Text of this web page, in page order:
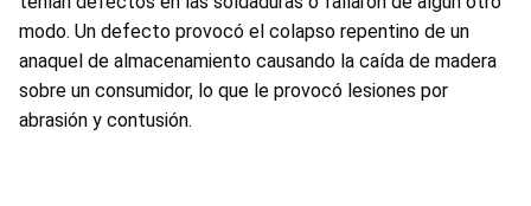
modo. Un defecto provocó el colapso repentino de un
anaquel de almacenamiento causando la caída de madera
sobre un consumidor, lo que le provocó lesiones por
abrasión y contusión.